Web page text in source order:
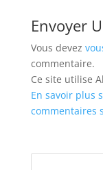
Envoyer
Vous devez
commentaire.
Ce site utilise
En savoir plus
commentaires